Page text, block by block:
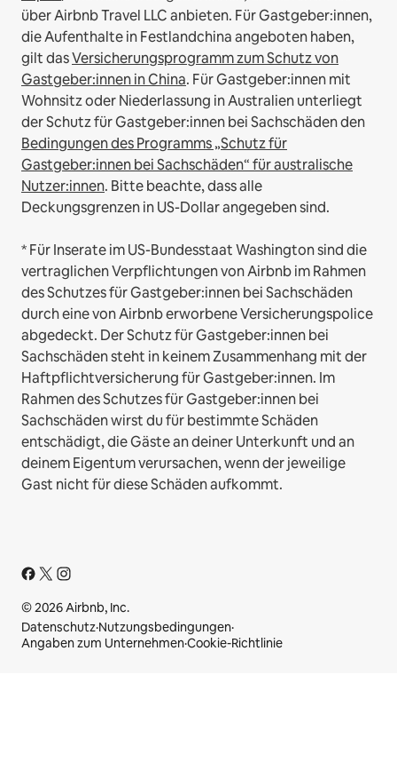
über Airbnb Travel LLC anbieten. Für Gastgeber:innen,
die Aufenthalte in Festlandchina angeboten haben,
gilt dasVersicherungsprogramm zum Schutz von
Gastgeber:innen in China. Für Gastgeber:innen mit
Wohnsitz oder Niederlassung in Australien unterliegt
der Schutz für Gastgeber:innen bei Sachschäden den
Bedingungen des Programms „Schutz für
Gastgeber:innen bei Sachschäden“ für australische
Nutzer:innen. Bitte beachte, dass alle
Deckungsgrenzen in US-Dollar angegeben sind.
* Für Inserate im US-Bundesstaat Washington sind die
vertraglichen Verpflichtungen von Airbnb im Rahmen
des Schutzes für Gastgeber:innen bei Sachschäden
durch eine von Airbnb erworbene Versicherungspolice
abgedeckt. Der Schutz für Gastgeber:innen bei
Sachschäden steht in keinem Zusammenhang mit der
Haftpflichtversicherung für Gastgeber:innen. Im
Rahmen des Schutzes für Gastgeber:innen bei
Sachschäden wirst du für bestimmte Schäden
entschädigt, die Gäste an deiner Unterkunft und an
deinem Eigentum verursachen, wenn der jeweilige
Gast nicht für diese Schäden aufkommt.
© 2026 Airbnb, Inc.
Datenschutz·Nutzungsbedingungen·
Angaben zum Unternehmen·Cookie-Richtlinie